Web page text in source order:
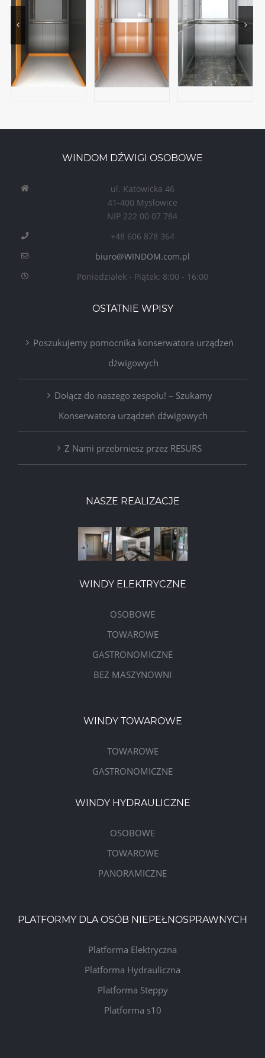
WINDOM DŹWIGI OSOBOWE
ul. Katowicka 46
41-400 Mysłowice
NIP 222 00 07 784
+48 606 878 364
biuro@WINDOM.com.pl
Poniedziałek - Piątek: 8:00 - 16:00
OSTATNIE WPISY
Poszukujemy pomocnika konserwatora urządzeń
dźwigowych
Dołącz do naszego zespołu! – Szukamy
Konserwatora urządzeń dźwigowych
Z Nami przebrniesz przez RESURS
NASZE REALIZACJE
WINDY ELEKTRYCZNE
OSOBOWE
TOWAROWE
GASTRONOMICZNE
BEZ MASZYNOWNI
WINDY TOWAROWE
TOWAROWE
GASTRONOMICZNE
WINDY HYDRAULICZNE
OSOBOWE
TOWAROWE
PANORAMICZNE
PLATFORMY DLA OSÓB NIEPEŁNOSPRAWNYCH
Platforma Elektryczna
Platforma Hydrauliczna
Platforma Steppy
Platforma s10